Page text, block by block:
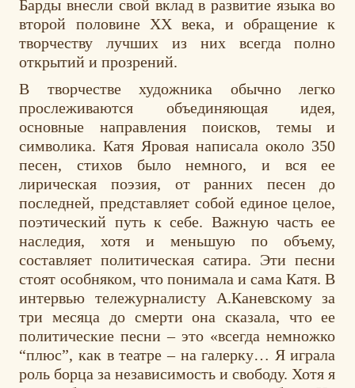
Барды внесли свой вклад в развитие языка во
второй половине ХХ века, и обращение к
творчеству лучших из них всегда полно
открытий и прозрений.
В творчестве художника обычно легко
прослеживаются объединяющая идея,
основные направления поисков, темы и
символика. Катя Яровая написала около 350
песен, стихов было немного, и вся ее
лирическая поэзия, от ранних песен до
последней, представляет собой единое целое,
поэтический путь к себе. Важную часть ее
наследия, хотя и меньшую по объему,
составляет политическая сатира. Эти песни
стоят особняком, что понимала и сама Катя. В
интервью тележурналисту А.Каневскому за
три месяца до смерти она сказала, что ее
политические песни – это «всегда немножко
“плюс”, как в театре – на галерку… Я играла
роль борца за независимость и свободу. Хотя я